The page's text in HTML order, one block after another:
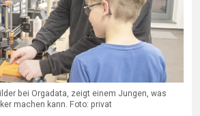
bei Orgadata, zeigt einem Jungen, was
machen kann. Foto: privat